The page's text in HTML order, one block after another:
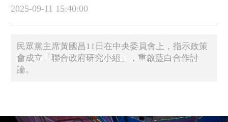
2025-09-11 15:40:00
民眾黨主席黃國昌11日在中央委員會上，指示政策
會成立「聯合政府研究小組」，重啟藍白合作討
論。